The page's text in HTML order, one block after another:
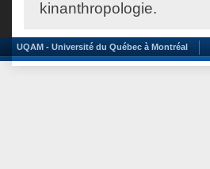
kinanthropologie.
UQAM - Université du Québec à Montréal